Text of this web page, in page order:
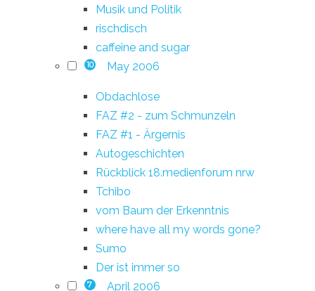
Musik und Politik
rischdisch
caffeine and sugar
10 May 2006
Obdachlose
FAZ #2 - zum Schmunzeln
FAZ #1 - Ärgernis
Autogeschichten
Rückblick 18.medienforum nrw
Tchibo
vom Baum der Erkenntnis
where have all my words gone?
Sumo
Der ist immer so
7 April 2006